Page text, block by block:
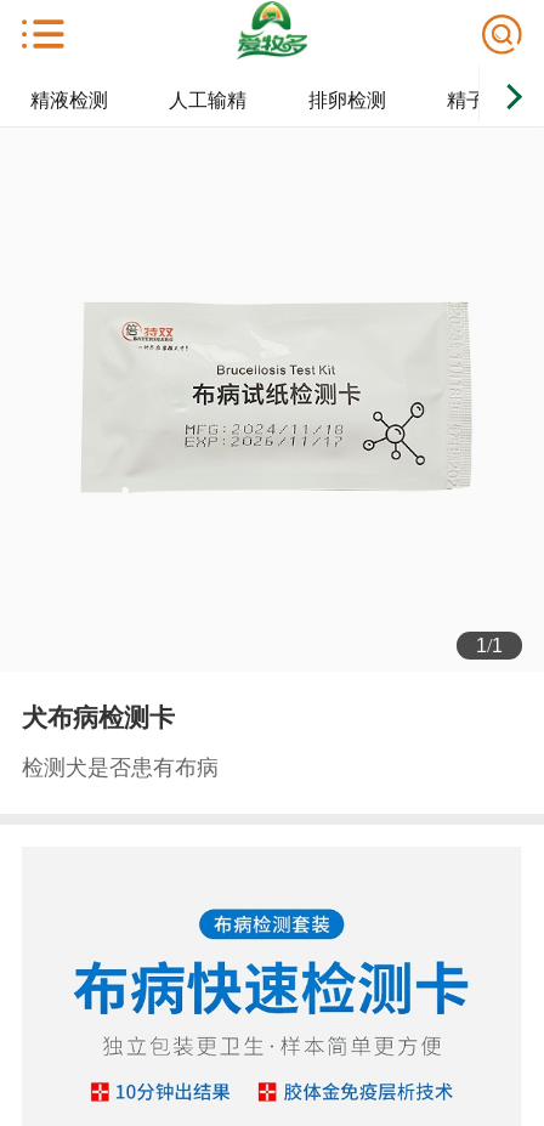
精液检测 人工输精 排卵检测 精子保存
1/1
犬布病检测卡
检测犬是否患有布病